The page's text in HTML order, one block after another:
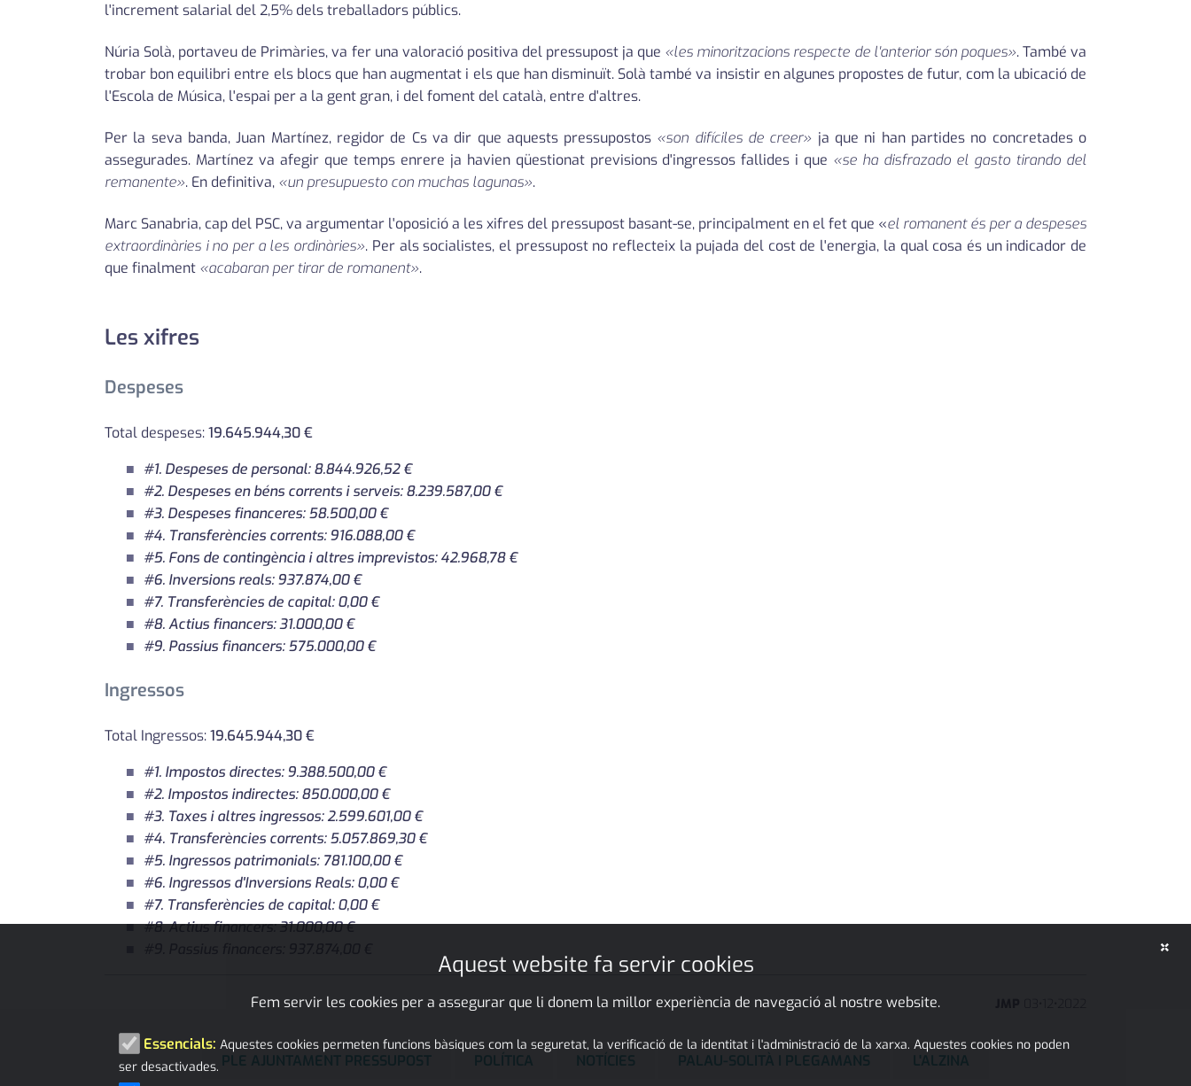
l'increment salarial del 2,5% dels treballadors públics.
Núria Solà, portaveu de Primàries, va fer una valoració positiva del pressupost ja que «les minoritzacions respecte de l'anterior són poques». També va
trobar bon equilibri entre els blocs que han augmentat i els que han disminuït. Solà també va insistir en algunes propostes de futur, com la ubicació de
l'Escola de Música, l'espai per a la gent gran, i del foment del català, entre d'altres.
Per la seva banda, Juan Martínez, regidor de Cs va dir que aquests pressupostos «son difíciles de creer» ja que ni han partides no concretades o
assegurades. Martínez va afegir que temps enrere ja havien qüestionat previsions d'ingressos fallides i que «se ha disfrazado el gasto tirando del
remanente». En definitiva, «un presupuesto con muchas lagunas».
Marc Sanabria, cap del PSC, va argumentar l'oposició a les xifres del pressupost basant-se, principalment en el fet que «el romanent és per a despeses
extraordinàries i no per a les ordinàries». Per als socialistes, el pressupost no reflecteix la pujada del cost de l'energia, la qual cosa és un indicador de
que finalment «acabaran per tirar de romanent».
Les xifres
Despeses
Total despeses:19.645.944,30 €
#1. Despeses de personal: 8.844.926,52 €
#2. Despeses en béns corrents i serveis: 8.239.587,00 €
#3. Despeses financeres: 58.500,00 €
#4. Transferències corrents: 916.088,00 €
#5. Fons de contingència i altres imprevistos: 42.968,78 €
#6. Inversions reals: 937.874,00 €
#7. Transferències de capital: 0,00 €
#8. Actius financers: 31.000,00 €
#9. Passius financers: 575.000,00 €
Ingressos
Total Ingressos:19.645.944,30 €
#1. Impostos directes: 9.388.500,00 €
#2. Impostos indirectes: 850.000,00 €
#3. Taxes i altres ingressos: 2.599.601,00 €
#4. Transferències corrents: 5.057.869,30 €
#5. Ingressos patrimonials: 781.100,00 €
#6. Ingressos d'Inversions Reals: 0,00 €
#7. Transferències de capital: 0,00 €
#8. Actius financers: 31.000,00 €
PLE AJUNTAMENT PRESSUPOST POLÍTICA NOTÍCIES PALAU-SOLITÀ I PLEGAMANS L'ALZINA
×
Aquest website fa servir cookies
Fem servir les cookies per a assegurar que li donem la millor experiència de navegació al nostre website.
Essencials: Aquestes cookies permeten funcions bàsiques com la seguretat, la verificació de la identitat i l'administració de la xarxa. Aquestes cookies no poden
ser desactivades.